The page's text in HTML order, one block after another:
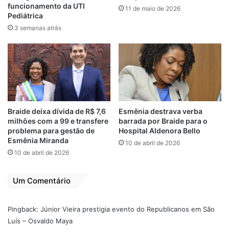
Para o deputado federal Aluísio Mendes, o
encontro simbolizou o compromisso do
partido com um projeto político sólido e
voltado para o futuro. “São 20 anos de
conquistas, compromisso e trabalho sério
pelo Brasil. São Luís foi palco dessa grande
celebração. Reunimos prefeitos, vices,
vereadores e grandes lideranças, como a
deputada Iracema Vale, presidente da
Assembleia Legislativa do Maranhão”,
destacou.
seriedade e resultados, o Republicanos
fortalecendo o Maranhão e o Brasil, sempre
ao lado da população.
funcionamento da UTI
Pediátrica
3 semanas atrás
11 de maio de 2026
Braide deixa dívida de R$ 7,6
milhões com a 99 e transfere
problema para gestão de
Esmênia Miranda
10 de abril de 2026
Esmênia destrava verba
barrada por Braide para o
Hospital Aldenora Bello
10 de abril de 2026
Um Comentário
Pingback: Júnior Vieira prestigia evento do Republicanos em São
Luís – Osvaldo Maya